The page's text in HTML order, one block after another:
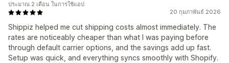
20 กุมภาพันธ์ 2026
Shippiz helped me cut shipping costs almost immediately. The
rates are noticeably cheaper than what I was paying before
through default carrier options, and the savings add up fast.
Setup was quick, and everything syncs smoothly with Shopify.
ประมาณ 2 เดือน ในการใช้แอป